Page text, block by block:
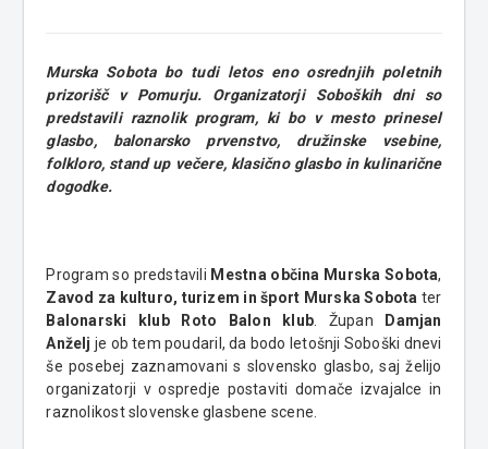
Murska Sobota bo tudi letos eno osrednjih poletnih
prizorišč v Pomurju. Organizatorji Soboških dni so
predstavili raznolik program, ki bo v mesto prinesel
glasbo, balonarsko prvenstvo, družinske vsebine,
folkloro, stand up večere, klasično glasbo in kulinarične
dogodke.
Program so predstavili Mestna občina Murska Sobota,
Zavod za kulturo, turizem in šport Murska Sobota ter
Balonarski klub Roto Balon klub. Župan
Damjan
Anželj je ob tem poudaril, da bodo letošnji Soboški dnevi
še posebej zaznamovani s slovensko glasbo, saj želijo
organizatorji v ospredje postaviti domače izvajalce in
raznolikost slovenske glasbene scene.